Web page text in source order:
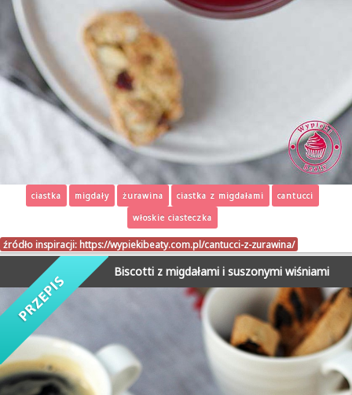
ciastka migdały żurawina ciastka z migdałami
cantucci
włoskie ciasteczka
źródło inspiracji: https://wypiekibeaty.com.pl/cantucci-z-zurawina/
Biscotti z migdałami i suszonymi wiśniami